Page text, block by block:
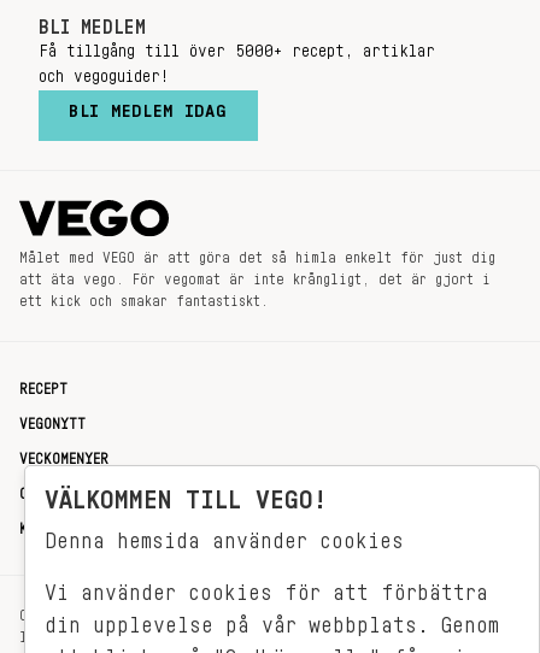
BLI MEDLEM
Få tillgång till över 5000+ recept, artiklar
och vegoguider!
BLI MEDLEM IDAG
Målet med VEGO är att göra det så himla enkelt för just dig
att äta vego. För vegomat är inte krångligt, det är gjort i
ett kick och smakar fantastiskt.
RECEPT
VEGONYTT
VECKOMENYER
OM OSS
KONTAKT
OXENSTIERNSGATAN 33
114 27 STOCKHOLM
VÄLKOMMEN TILL VEGO!
Denna hemsida använder cookies
Vi använder cookies för att förbättra
din upplevelse på vår webbplats. Genom